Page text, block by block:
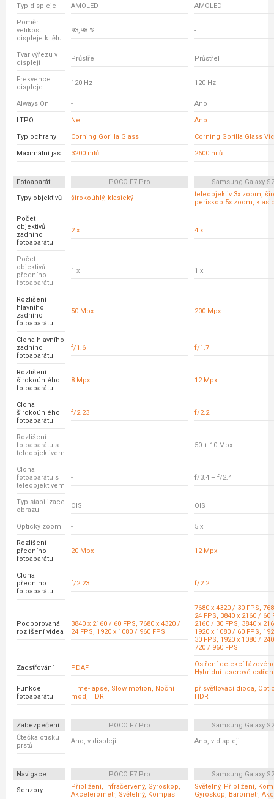
Typ displeje AMOLED AMOLED
Poměr
velikosti
displeje k tělu
93,98 % -
Tvar výřezu v
displeji
Průstřel Průstřel
Frekvence
displeje
120 Hz 120 Hz
Always On - Ano
LTPO Ne Ano
Typ ochrany Corning Gorilla Glass Corning Gorilla Glass
Maximální jas 3200 nitů 2600 nitů
Fotoaparát POCO F7 Pro
Samsung Galaxy
Typy objektivů
širokoúhlý, klasický
teleobjektiv 3x zoom,
periskop 5x zoom,
Počet
objektivů
zadního
fotoaparátu
2 x 4 x
Počet
objektivů
předního
fotoaparátu
1 x 1 x
Rozlišení
hlavního
zadního
fotoaparátu
50 Mpx 200 Mpx
Clona hlavního
zadního
fotoaparátu
f/1.6 f/1.7
Rozlišení
širokoúhlého
fotoaparátu
8 Mpx 12 Mpx
Clona
širokoúhlého
fotoaparátu
f/2.23 f/2.2
Rozlišení
fotoaparátu s
teleobjektivem
- 50 + 10 Mpx
Clona
fotoaparátu s
teleobjektivem
- f/3.4 + f/2.4
Typ stabilizace
obrazu
OIS OIS
Optický zoom - 5 x
Rozlišení
předního
fotoaparátu
20 Mpx 12 Mpx
Clona
předního
fotoaparátu
f/2.23 f/2.2
Podporovaná
rozlišení videa
3840 x 2160 / 60 FPS, 7680 x 4320 /
24 FPS, 1920 x 1080 / 960 FPS
7680 x 4320 / 30 FPS,
24 FPS, 3840 x 2160 / 60
2160 / 30 FPS, 3840 x
1920 x 1080 / 60 FPS,
30 FPS, 1920 x 1080 /
720 / 960 FPS
Zaostřování PDAF
Ostření detekcí
Hybridní laserové
Funkce
fotoaparátu
Time-lapse, Slow motion, Noční
mód, HDR
přisvětlovací dioda,
HDR
Zabezpečení POCO F7 Pro
Samsung Galaxy
Čtečka otisku
prstů
Ano, v displeji Ano, v displeji
Navigace POCO F7 Pro
Samsung Galaxy
Senzory
Přiblížení, Infračervený, Gyroskop,
Akcelerometr, Světelný, Kompas
Světelný, Přiblížení,
Gyroskop, Barometr,